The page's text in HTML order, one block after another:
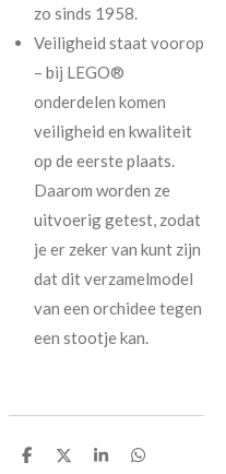
zo sinds 1958.
Veiligheid staat voorop
– bij LEGO®
onderdelen komen
veiligheid en kwaliteit
op de eerste plaats.
Daarom worden ze
uitvoerig getest, zodat
je er zeker van kunt zijn
dat dit verzamelmodel
van een orchidee tegen
een stootje kan.
D
D
S
D